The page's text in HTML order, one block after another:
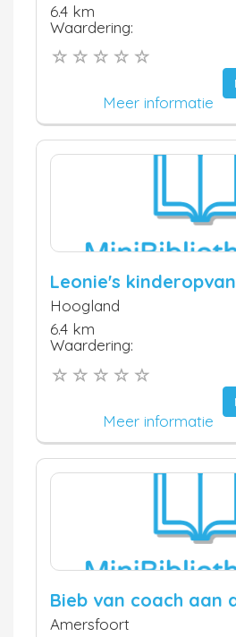
6.4 km
Waardering:
Meer informatie
Leonie's
Hoogland
6.4 km
Waardering:
Meer informatie
Bieb van coach aan
Amersfoort